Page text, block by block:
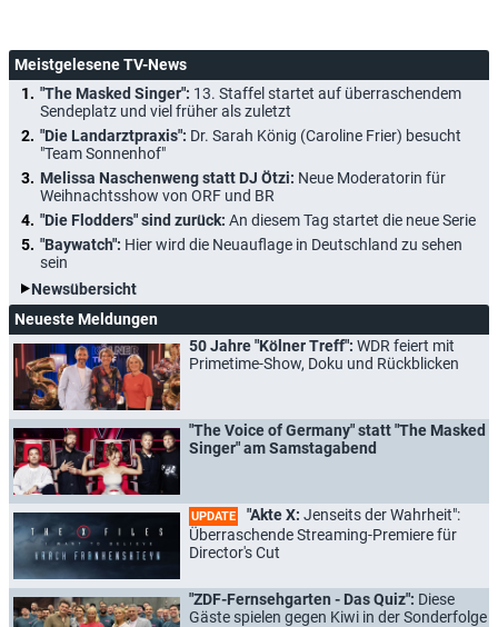
Meistgelesene TV-News
"The Masked Singer": 13. Staffel startet auf überraschendem
Sendeplatz und viel früher als zuletzt
"Die Landarztpraxis": Dr. Sarah König (Caroline Frier) besucht
"Team Sonnenhof"
Melissa Naschenweng statt DJ Ötzi: Neue Moderatorin für
Weihnachtsshow von ORF und BR
"Die Flodders" sind zurück: An diesem Tag startet die neue Serie
"Baywatch": Hier wird die Neuauflage in Deutschland zu sehen
sein
Newsübersicht
Neueste Meldungen
50 Jahre "Kölner Treff": WDR feiert mit
Primetime-Show, Doku und Rückblicken
"The Voice of Germany" statt "The Masked
Singer" am Samstagabend
UPDATE "Akte X: Jenseits der Wahrheit":
Überraschende Streaming-Premiere für
Director's Cut
"ZDF-Fernsehgarten - Das Quiz": Diese
Gäste spielen gegen Kiwi in der Sonderfolge